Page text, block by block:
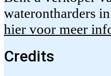
waterontharders
hier voor meer
Credits